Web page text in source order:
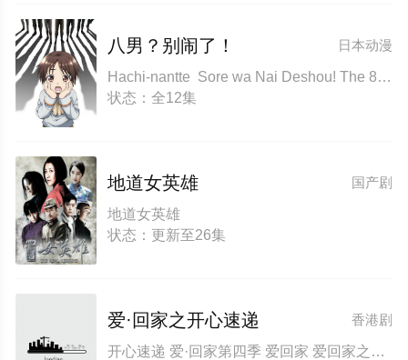
日本动漫
八男？别闹了！
Hachi-nantte Sore wa Nai Deshou! The 8th Son? Are You Kidding Me? ????? ?? ???! The Eighth Son? That Can’t Be Right!
状态：全12集
国产剧
地道女英雄
地道女英雄
状态：更新至26集
香港剧
爱·回家之开心速递
开心速递 爱·回家第四季 爱回家 爱回家之开心速递